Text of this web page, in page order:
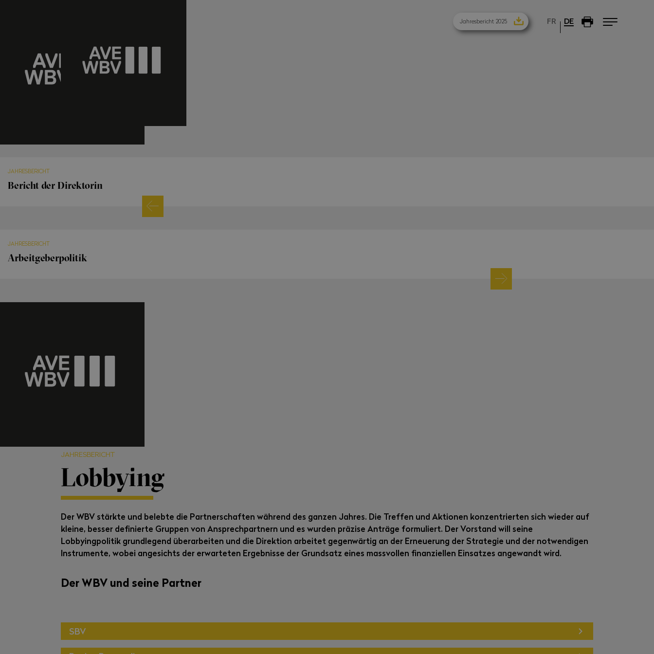
Jahresbericht 2025 FR DE
JAHRESBERICHT
Bericht der Direktorin
JAHRESBERICHT
Arbeitgeberpolitik
JAHRESBERICHT
Lobbying
Der WBV stärkte und belebte die Partnerschaften während des ganzen Jahres. Die Treffen und Aktionen konzentrierten sich wieder auf
kleine, besser definierte Gruppen von Ansprechpartnern und es wurden präzise Anträge formuliert. Der Vorstand will seine
Lobbyingpolitik grundlegend überarbeiten und die Direktion arbeitet gegenwärtig an der Erneuerung der Strategie und der notwendigen
Instrumente, wobei angesichts der erwarteten Ergebnisse der Grundsatz eines massvollen finanziellen Einsatzes angewandt wird.
Der WBV und seine Partner
SBV